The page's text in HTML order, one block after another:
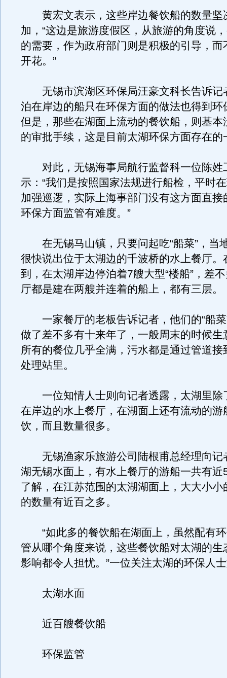
黄宏文表示，这些岸边餐饮船的数量坚
加，“这边是旅游度假区，从旅游的角度说
的需要，作为政府部门则是积极的引导，而
开花。”
无锡市滨湖区环保局汪豪文科长告诉记
泊在岸边的船只在环保方面的做法也得到环
但是，那些在湖面上流动的餐饮船，则基本
的审批手续，这是目前太湖环保方面存在的
对此，无锡海事局航行监督科一位陈姓
示：“我们是按照国家法规进行船检，平时
加强巡逻，实际上海事部门没有这方面直接
环保方面监管有难度。”
在无锡马山镇，只要问起吃“船菜”，当
很快说出位于太湖边的千波桥的水上餐厅。
到，在太湖岸边停泊着7艘大型“楼船”，差
厅都是建在两艘并连着的船上，都有三层。
一家餐厅的老板告诉记者，他们的“船菜
做了差不多有十来年了，一般周末的时候生
所有的餐位几乎全满，污水都是通过管道接
处理站里。
一位知情人士则向记者透露，太湖里除
在岸边的水上餐厅，在湖面上还有流动的游
饮，而且数量很多。
无锡渔家乐旅游公司陆根甫总经理向记
湖无锡水面上，有水上餐厅的游船一共有近
了解，在江苏范围的太湖湖面上，大大小小
的数量有近百之多。
“如此多的餐饮船在湖面上，虽然配有环
管从哪个角度来说，这些餐饮船对太湖的生
影响都令人担忧。”一位关注太湖的环保人
太湖水面
近百艘餐饮船
环保监管